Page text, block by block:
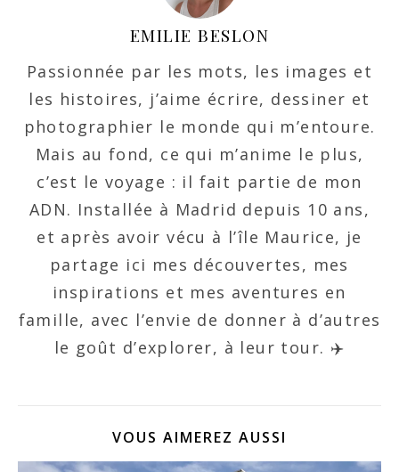
EMILIE BESLON
Passionnée par les mots, les images et
les histoires, j’aime écrire, dessiner et
photographier le monde qui m’entoure.
Mais au fond, ce qui m’anime le plus,
c’est le voyage : il fait partie de mon
ADN. Installée à Madrid depuis 10 ans,
et après avoir vécu à l’île Maurice, je
partage ici mes découvertes, mes
inspirations et mes aventures en
famille, avec l’envie de donner à d’autres
le goût d’explorer, à leur tour. ✈️
VOUS AIMEREZ AUSSI